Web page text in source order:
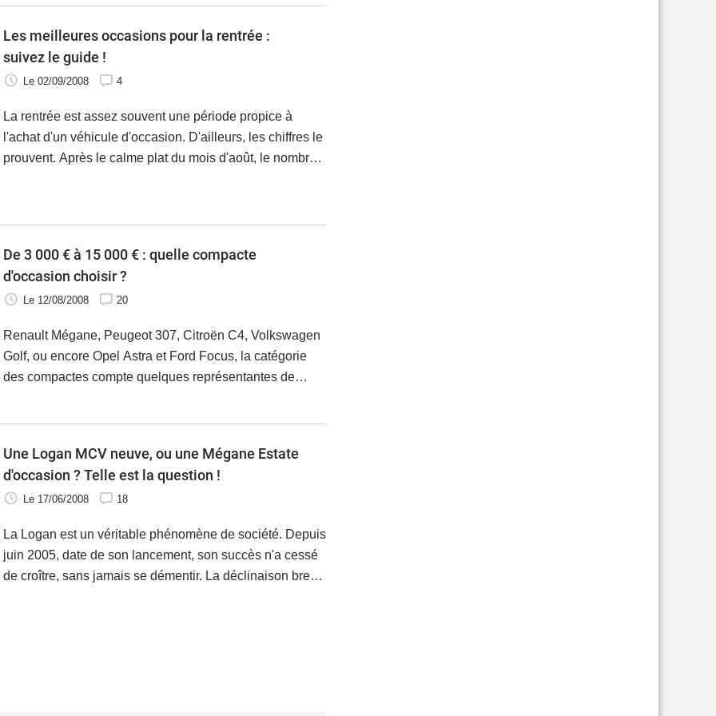
Les meilleures occasions pour la rentrée :
suivez le guide !
Le 02/09/2008 4
La rentrée est assez souvent une période propice à
l'achat d'un véhicule d'occasion. D'ailleurs, les chiffres le
prouvent. Après le calme plat du mois d'août, le nombre
besoin d'un moyen de transport. Les familles qui
nécessitent maintenant une deuxième voiture pour ne
pas être obligé de prendre la "grande" pour faire les
travailler chacun de son côté… A cela s'ajoutera cette
année "l'effet salon". Le Mondial de l'automobile de Paris
donnera en effet certainement des envies de
pas forcément les moyens d'acheter du neuf…
De 3 000 € à 15 000 € : quelle compacte
d'occasion choisir ?
Le 12/08/2008 20
Renault Mégane, Peugeot 307, Citroën C4, Volkswagen
Golf, ou encore Opel Astra et Ford Focus, la catégorie
des compactes compte quelques représentantes de
Une Logan MCV neuve, ou une Mégane Estate
d'occasion ? Telle est la question !
Le 17/06/2008 18
La Logan est un véritable phénomène de société. Depuis
juin 2005, date de son lancement, son succès n'a cessé
de croître, sans jamais se démentir. La déclinaison break,